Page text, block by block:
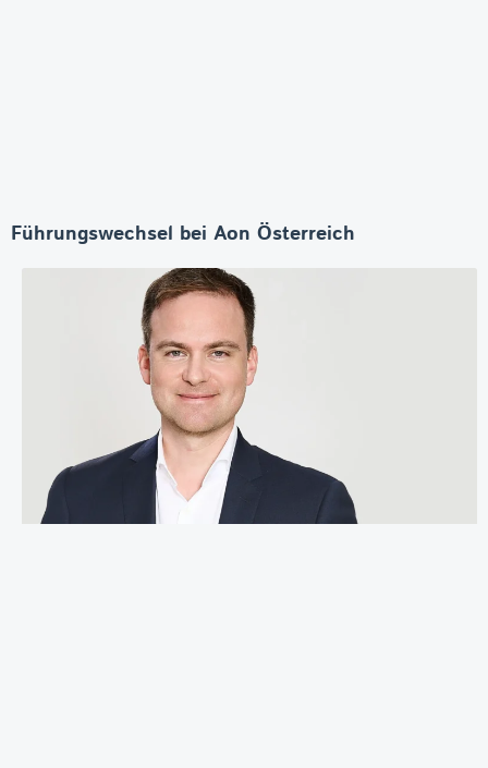
Führungswechsel bei Aon Österreich